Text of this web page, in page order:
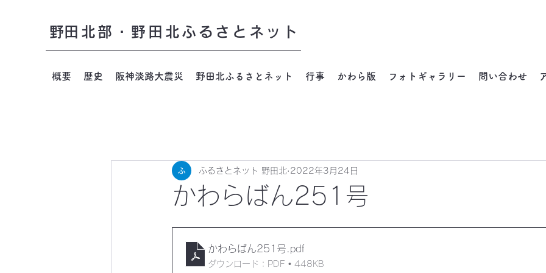
​野田北部・野田北ふるさとネット
概要 歴史 阪神淡路大震災 野田北ふるさとネット 行事 かわら版 フォトギャラリー 問い合わせ
かわらばん251号
ふるさとネット 野田北 2022年3月24日
かわらばん251号 .pdf
ダウンロード：PDF • 448KB